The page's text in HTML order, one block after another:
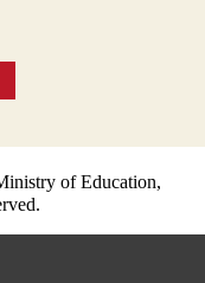
of Education,